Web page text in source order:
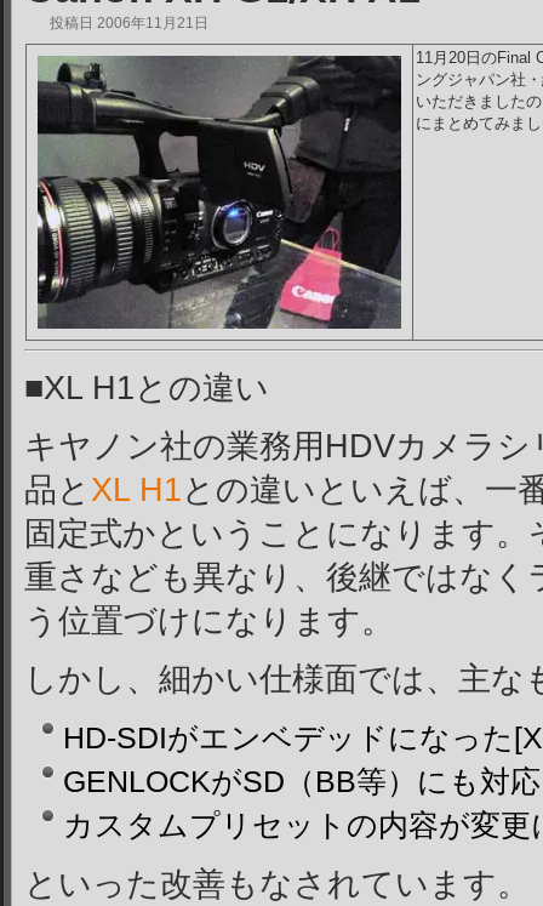
投稿日 2006年11月21日
11月20日のFinal
ングジャパン社
いただきました
にまとめてみま
■XL H1との違い
キヤノン社の業務用HDVカメラ
品と XL H1との違いといえば、一
固定式かということになります
重さなども異なり、後継ではな
う位置づけになります。
しかし、細かい仕様面では、主な
HD-SDIがエンベデッドになった
GENLOCKがSD（BB等）にも対
カスタムプリセットの内容が変
といった改善もなされています。